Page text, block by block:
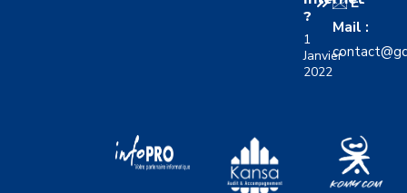
?
1
Janvier
2022
Mail :